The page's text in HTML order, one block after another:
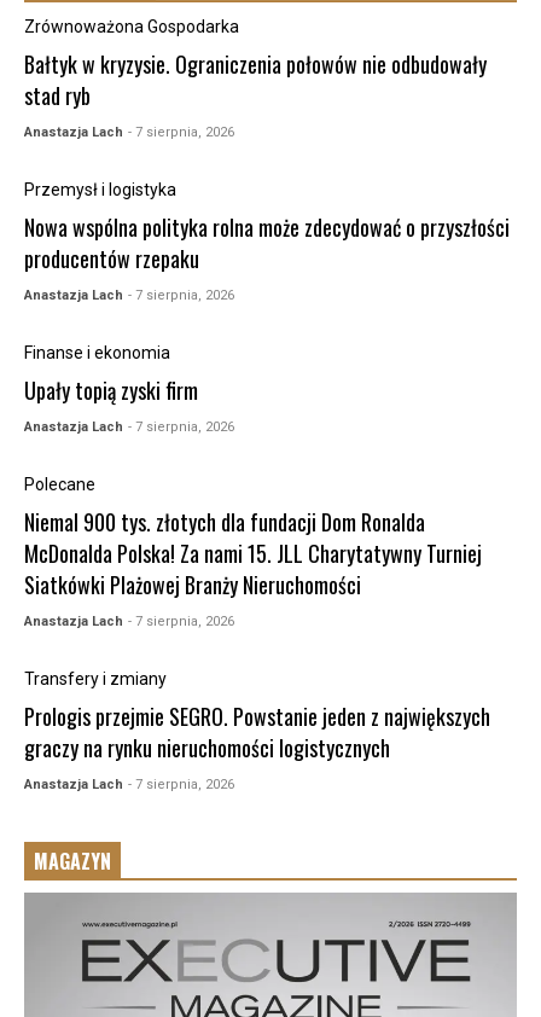
Zrównoważona Gospodarka
Bałtyk w kryzysie. Ograniczenia połowów nie odbudowały
stad ryb
Anastazja Lach - 7 sierpnia, 2026
Przemysł i logistyka
Nowa wspólna polityka rolna może zdecydować o przyszłości
producentów rzepaku
Anastazja Lach - 7 sierpnia, 2026
Finanse i ekonomia
Upały topią zyski firm
Anastazja Lach - 7 sierpnia, 2026
Polecane
Niemal 900 tys. złotych dla fundacji Dom Ronalda
McDonalda Polska! Za nami 15. JLL Charytatywny Turniej
Siatkówki Plażowej Branży Nieruchomości
Anastazja Lach - 7 sierpnia, 2026
Transfery i zmiany
Prologis przejmie SEGRO. Powstanie jeden z największych
graczy na rynku nieruchomości logistycznych
Anastazja Lach - 7 sierpnia, 2026
MAGAZYN